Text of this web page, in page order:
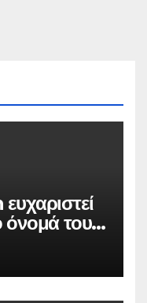
όνομά τους